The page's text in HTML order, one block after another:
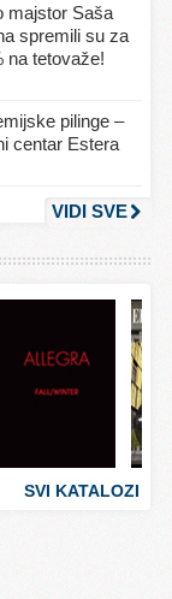
majstor Saša
spremili su za
na tetovaže!
pilinge –
centar Estera
VIDI SVE
SVI KATALOZI